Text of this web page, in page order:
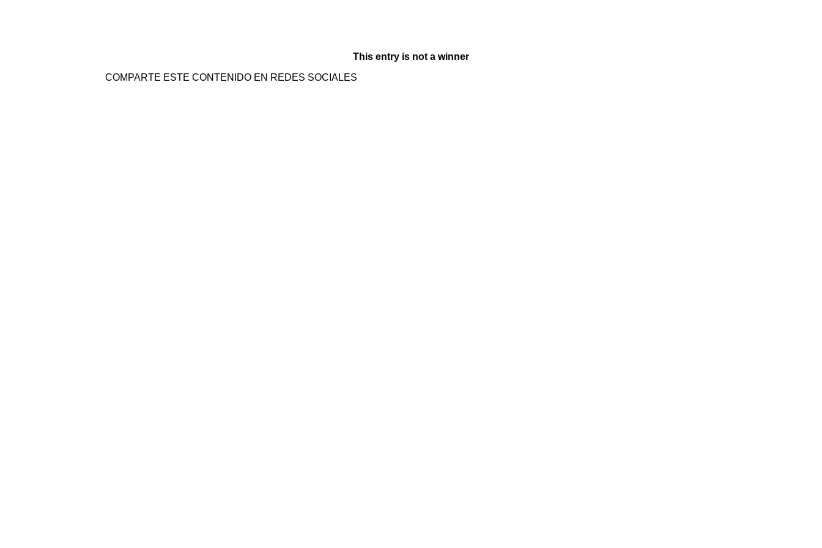
This entry is not a winner
COMPARTE ESTE CONTENIDO EN REDES SOCIALES